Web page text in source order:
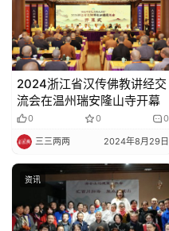
免
责
声
明
2024浙江省汉传佛教讲经交
流会在温州瑞安隆山寺开幕
0 0 0
三三两两 2024年8月29日
资讯